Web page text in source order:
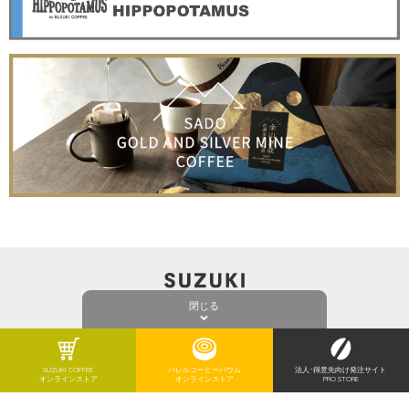
閉じる
SUZUKI COFFEE
オンラインストア
バレルコーヒーバウム
オンラインストア
法人･得意先向け発注サイト
PRO STORE
ONLINE SHOP PRIVACY POLICY